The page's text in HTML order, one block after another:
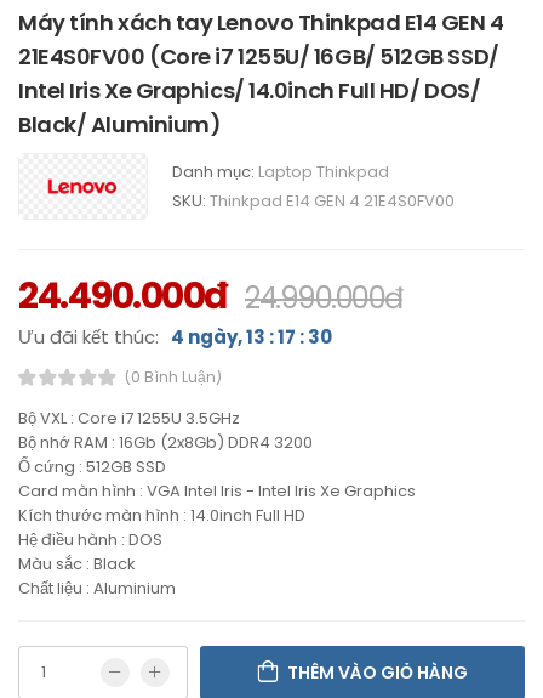
Máy tính xách tay Lenovo Thinkpad E14 GEN 4
21E4S0FV00 (Core i7 1255U/ 16GB/ 512GB SSD/
Intel Iris Xe Graphics/ 14.0inch Full HD/ DOS/
Black/ Aluminium)
Danh mục: Laptop Thinkpad
SKU: Thinkpad E14 GEN 4 21E4S0FV00
24.490.000đ 24.990.000đ
Ưu đãi kết thúc: 4 ngày, 13 : 17 : 29
(0 Bình Luận)
Bộ VXL : Core i7 1255U 3.5GHz
Bộ nhớ RAM : 16Gb (2x8Gb) DDR4 3200
Ổ cứng : 512GB SSD
Card màn hình : VGA Intel Iris - Intel Iris Xe Graphics
Kích thước màn hình : 14.0inch Full HD
Hệ điều hành : DOS
Màu sắc : Black
Chất liệu : Aluminium
THÊM VÀO GIỎ HÀNG